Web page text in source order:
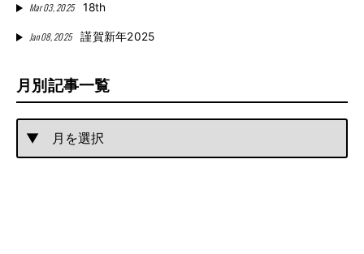
Mar 03, 2025 18th
Jan 08, 2025 謹賀新年2025
月別記事一覧